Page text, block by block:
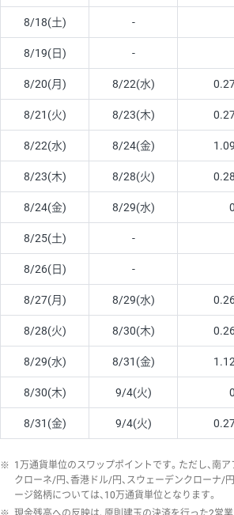
8/18(土) -
8/19(日) -
8/20(月) 8/22(水)
8/21(火) 8/23(木)
8/22(水) 8/24(金) 1.09
8/23(木) 8/28(火) 0.28
8/24(金) 8/29(水) 0
8/25(土) -
8/26(日) -
8/27(月) 8/29(水)
8/28(火) 8/30(木)
8/29(水) 8/31(金) 1.12
8/30(木) 9/4(火) 0
8/31(金) 9/4(火)
※ 1万通貨単位のスワップポイントです。ただし、南
クローネ/円、香港ドル/円、スウェーデンクローナ/
ージ銘柄については、10万通貨単位となります。